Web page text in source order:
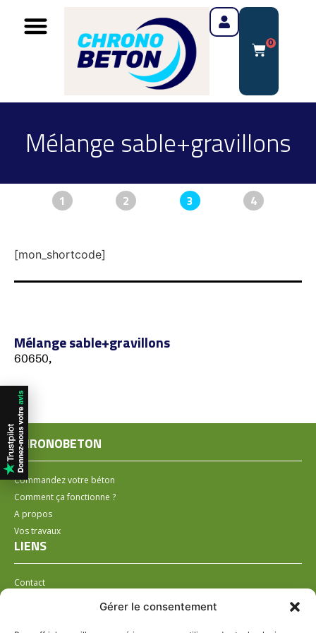
Gérer le consentement
0
Mélange sable+gravillons
1 2 3 4
[mon_shortcode]
Mélange sable+gravillons
60650,
CHRONOBETON
Commandez votre béton
Comment ça fonctionne ?
A propos
Vos travaux
LIENS
Contact